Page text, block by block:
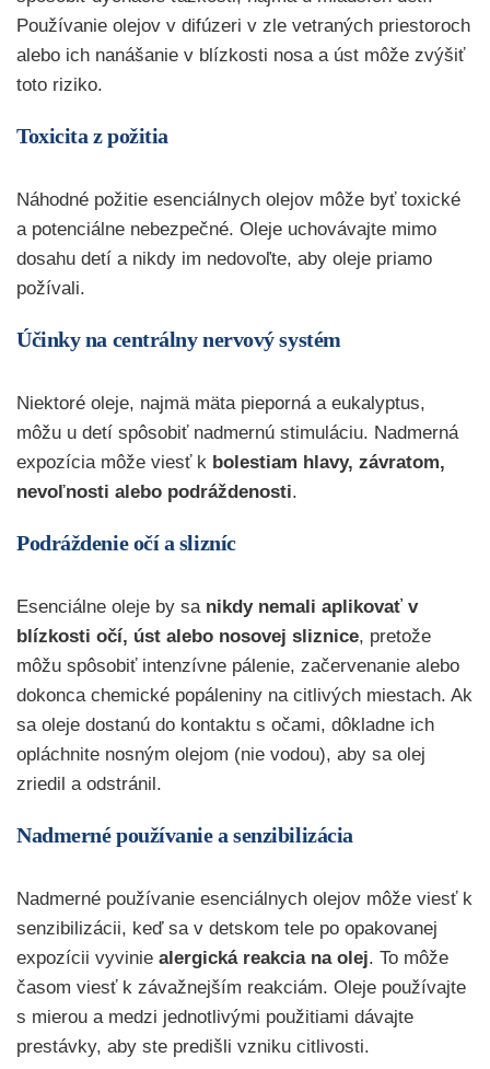
Používanie olejov v difúzeri v zle vetraných priestoroch
alebo ich nanášanie v blízkosti nosa a úst môže zvýšiť
toto riziko.
Toxicita z požitia
Náhodné požitie esenciálnych olejov môže byť toxické
a potenciálne nebezpečné. Oleje uchovávajte mimo
dosahu detí a nikdy im nedovoľte, aby oleje priamo
požívali.
Účinky na centrálny nervový systém
Niektoré oleje, najmä mäta pieporná a eukalyptus,
môžu u detí spôsobiť nadmernú stimuláciu. Nadmerná
expozícia môže viesť k bolestiam hlavy, závratom,
nevoľnosti alebo podráždenosti.
Podráždenie očí a slizníc
Esenciálne oleje by sa nikdy nemali aplikovať v
blízkosti očí, úst alebo nosovej sliznice, pretože
môžu spôsobiť intenzívne pálenie, začervenanie alebo
dokonca chemické popáleniny na citlivých miestach. Ak
sa oleje dostanú do kontaktu s očami, dôkladne ich
opláchnite nosným olejom (nie vodou), aby sa olej
zriedil a odstránil.
Nadmerné používanie a senzibilizácia
Nadmerné používanie esenciálnych olejov môže viesť k
senzibilizácii, keď sa v detskom tele po opakovanej
expozícii vyvinie alergická reakcia na olej. To môže
časom viesť k závažnejším reakciám. Oleje používajte
s mierou a medzi jednotlivými použitiami dávajte
prestávky, aby ste predišli vzniku citlivosti.